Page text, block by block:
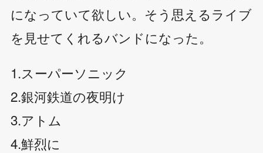
になっていて欲しい。そう思えるライブ
を見せてくれるバンドになった。
1.スーパーソニック
2.銀河鉄道の夜明け
3.アトム
4.鮮烈に